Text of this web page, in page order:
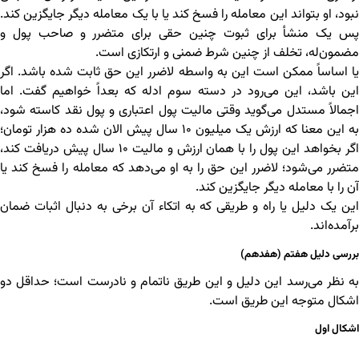
نبود، او بتواند این معامله را فسخ کند یا با یک معامله دیگر جایگزین کند.
پس یک منشأ برای ثبوت چنین حقی برای متضرر و صاحب پول و
مضمون‌له، تخلف از چنین شرط ضمنی و ارتکازی است.
یا اساساً ممکن است این به واسطه لاضرر این حق ثابت شده باشد. اگر
این باشد، این می‌رود در دسته سوم ادله که بعداً خواهیم گفت. اما
اجمالاً مستدل می‌گوید وقتی مالیت پول اعتباری و پول نقد کاسته شود،
به این معنا که ارزش یک میلیون ۱۰ سال پیش الان شده ده هزار تومان؛
اگر بخواهد این پول را با همان ارزش و مالیت ۱۰ سال پیش دریافت کند،
متضرر می‌شود؛ لاضرر این حق را به او می‌دهد که معامله را فسخ کند یا
آن را با معامله دیگر جایگزین کند.
این یک دلیل یا راه و طریقی که به اتکاء آن برخی به دنبال اثبات ضمان
برآمده‌اند.
بررسی دلیل هفتم (هفدهم)
به نظر می‌رسد این دلیل و این طریق ناتمام و نادرست است؛ حداقل دو
اشکال متوجه این طریق است.
اشکال اول